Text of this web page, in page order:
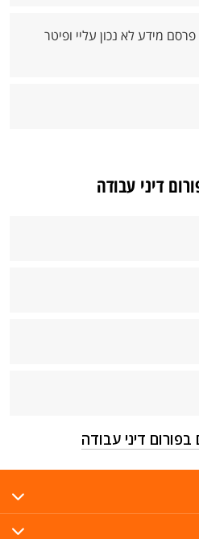
מידע לא נכון עליי ופיטר
דיני עבודה
בפורום דיני עבודה